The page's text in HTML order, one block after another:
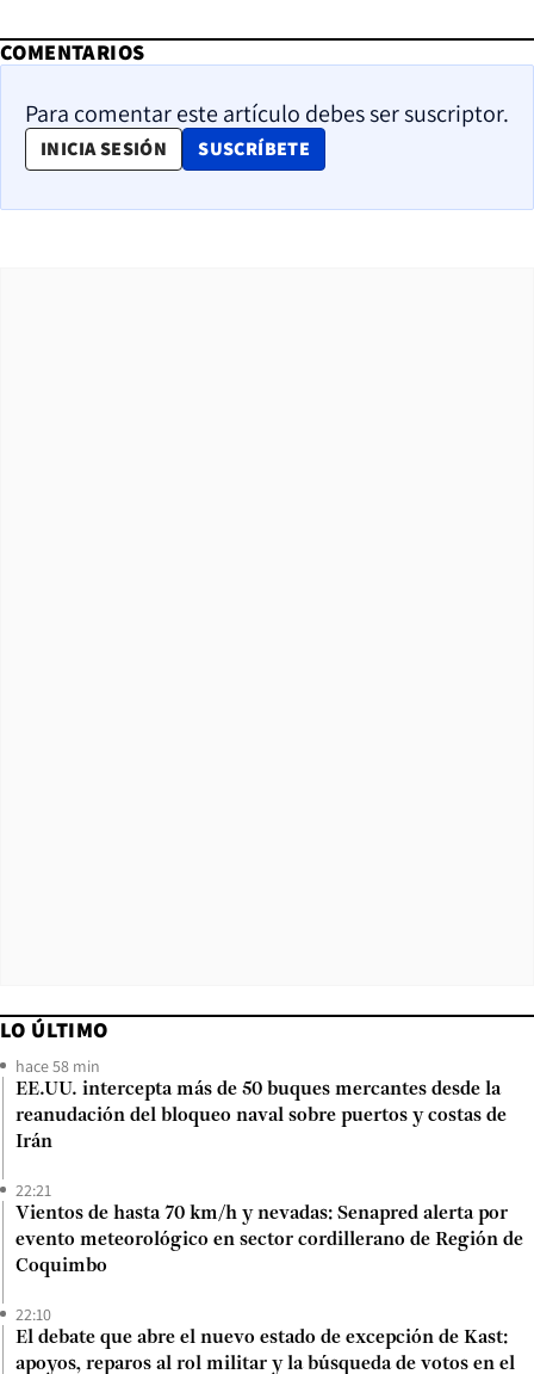
COMENTARIOS
Para comentar este artículo debes ser suscriptor.
INICIA SESIÓN SUSCRÍBETE
OPENS IN NEW WINDOW
LO ÚLTIMO
hace 58 min
EE.UU. intercepta más de 50 buques mercantes desde la
reanudación del bloqueo naval sobre puertos y costas de
Irán
22:21
Vientos de hasta 70 km/h y nevadas: Senapred alerta por
evento meteorológico en sector cordillerano de Región de
Coquimbo
22:10
El debate que abre el nuevo estado de excepción de Kast:
apoyos, reparos al rol militar y la búsqueda de votos en el